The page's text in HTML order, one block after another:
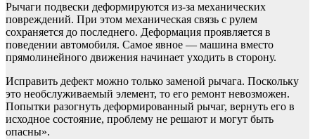
Рычаги подвески деформируются из-за механических
повреждений. При этом механическая связь с рулем
сохраняется до последнего. Деформация проявляется в
поведении автомобиля. Самое явное — машина вместо
прямолинейного движения начинает уходить в сторону.
Исправить дефект можно только заменой рычага. Поскольку
это необслуживаемый элемент, то его ремонт невозможен.
Попытки разогнуть деформированный рычаг, вернуть его в
исходное состояние, проблему не решают и могут быть
опасны».